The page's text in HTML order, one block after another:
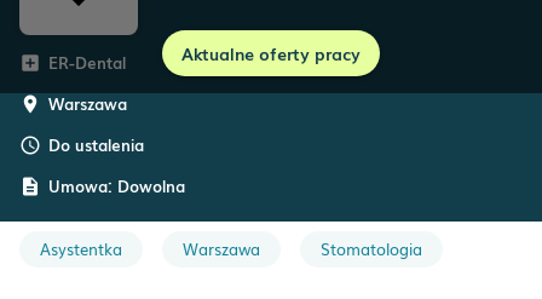
Aktualne oferty pracy
add_box ER-Dental
room Warszawa
schedule Do ustalenia
description Umowa: Dowolna
Asystentka Warszawa Stomatologia